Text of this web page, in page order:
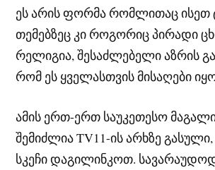
ეს არის ფორმა რომლითაც
თემებზეც კი როგორიც პირადი
რელიგია, შესაძლებელი აზრის
რომ ეს ყველასთვის მისაღები
ამის ერთ-ერთ საუკეთესო
შემიძლია TV11-ის არხზე გასული,
სკეჩი დაგილინკოთ.